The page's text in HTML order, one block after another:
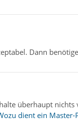
Dann
überhaupt
dient ein Master-